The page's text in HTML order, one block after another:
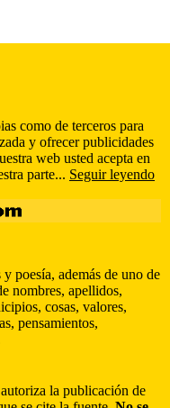
como de terceros para
y ofrecer publicidades
web usted acepta en
parte... Seguir leyendo
poesía, además de uno de
nombres, apellidos,
cosas, valores,
pensamientos,
la publicación de